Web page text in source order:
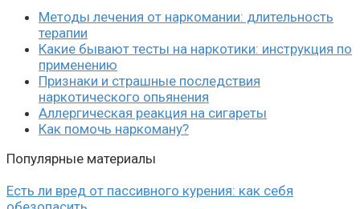
Методы лечения от наркомании: длительность
терапии
Какие бывают тесты на наркотики: инструкция по
применению
Признаки и страшные последствия
наркотического опьянения
Аллергическая реакция на сигареты
Как помочь наркоману?
Популярные материалы
Есть ли вред от пассивного курения: как себя